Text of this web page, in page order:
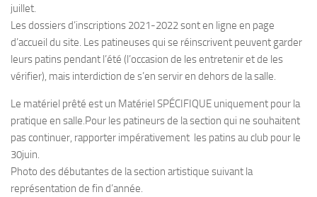
juillet.
Les dossiers d’inscriptions 2021-2022 sont en ligne en page
d’accueil du site. Les patineuses qui se réinscrivent peuvent garder
leurs patins pendant l’été (l’occasion de les entretenir et de les
vérifier), mais interdiction de s’en servir en dehors de la salle.
Le matériel prêté est un Matériel SPÉCIFIQUE uniquement pour la
pratique en salle.Pour les patineurs de la section qui ne souhaitent
pas continuer, rapporter impérativement les patins au club pour le
30juin.
Photo des débutantes de la section artistique suivant la
représentation de fin d’année.